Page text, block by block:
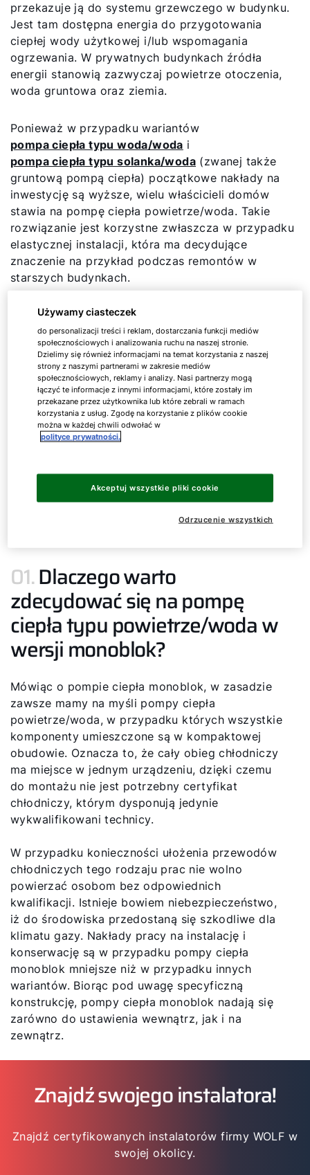
przekazuje ją do systemu grzewczego w budynku.
Jest tam dostępna energia do przygotowania
ciepłej wody użytkowej i/lub wspomagania
ogrzewania. W prywatnych budynkach źródła
energii stanowią zazwyczaj powietrze otoczenia,
woda gruntowa oraz ziemia.
Ponieważ w przypadku wariantów
pompa ciepła typu woda/woda i
pompa ciepła typu solanka/woda (zwanej także
gruntową pompą ciepła) początkowe nakłady na
inwestycję są wyższe, wielu właścicieli domów
stawia na pompę ciepła powietrze/woda. Takie
rozwiązanie jest korzystne zwłaszcza w przypadku
elastycznej instalacji, która ma decydujące
znaczenie na przykład podczas remontów w
starszych budynkach.
01.Dlaczego warto
zdecydować się na pompę
ciepła typu powietrze/woda w
wersji monoblok?
Mówiąc o pompie ciepła monoblok, w zasadzie
zawsze mamy na myśli pompy ciepła
powietrze/woda, w przypadku których wszystkie
komponenty umieszczone są w kompaktowej
obudowie. Oznacza to, że cały obieg chłodniczy
ma miejsce w jednym urządzeniu, dzięki czemu
do montażu nie jest potrzebny certyfikat
chłodniczy, którym dysponują jedynie
wykwalifikowani technicy.
W przypadku konieczności ułożenia przewodów
chłodniczych tego rodzaju prac nie wolno
powierzać osobom bez odpowiednich
kwalifikacji. Istnieje bowiem niebezpieczeństwo,
iż do środowiska przedostaną się szkodliwe dla
klimatu gazy. Nakłady pracy na instalację i
konserwację są w przypadku pompy ciepła
monoblok mniejsze niż w przypadku innych
wariantów. Biorąc pod uwagę specyficzną
konstrukcję, pompy ciepła monoblok nadają się
zarówno do ustawienia wewnątrz, jak i na
zewnątrz.
Znajdź swojego instalatora!
Znajdź certyfikowanych instalatorów firmy WOLF w
swojej okolicy.
Używamy ciasteczek
do personalizacji treści i reklam, dostarczania funkcji mediów
społecznościowych i analizowania ruchu na naszej stronie.
Dzielimy się również informacjami na temat korzystania z naszej
strony z naszymi partnerami w zakresie mediów
społecznościowych, reklamy i analizy. Nasi partnerzy mogą
łączyć te informacje z innymi informacjami, które zostały im
przekazane przez użytkownika lub które zebrali w ramach
korzystania z usług. Zgodę na korzystanie z plików cookie
można w każdej chwili odwołać w
polityce prywatności.
Odrzucenie wszystkich
Akceptuj wszystkie pliki cookie